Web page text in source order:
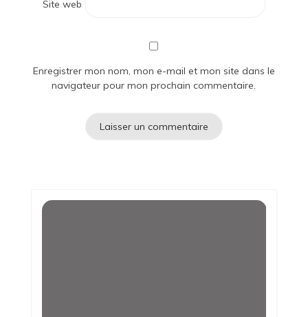
Site web
Enregistrer mon nom, mon e-mail et mon site dans le
navigateur pour mon prochain commentaire.